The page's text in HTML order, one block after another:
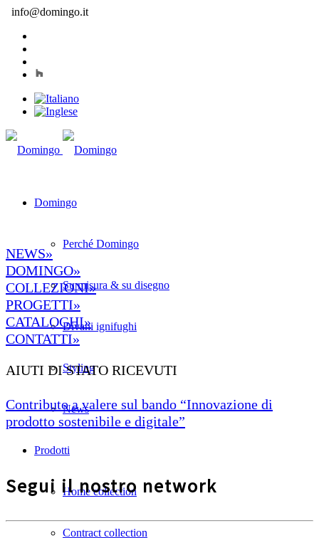
info@domingo.it
Domingo
Perché Domingo
Su misura & su disegno
Divani ignifughi
Styling
News
Prodotti
Home collection
Contract collection
NEWS»
DOMINGO»
COLLEZIONI»
PROGETTI»
CATALOGHI»
CONTATTI»
AIUTI DI STATO RICEVUTI
Contributo a valere sul bando “Innovazione di
prodotto sostenibile e digitale”
Segui il nostro network